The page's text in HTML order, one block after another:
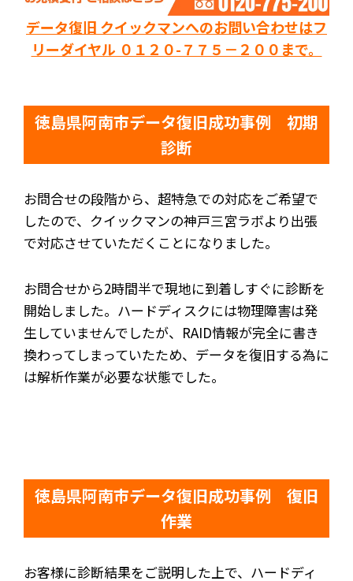
データ復旧 クイックマンへのお問い合わせはフ
リーダイヤル ０１２０-７７５－２００まで。
徳島県阿南市データ復旧成功事例 初期
診断
お問合せの段階から、超特急での対応をご希望で
したので、クイックマンの神戸三宮ラボより出張
で対応させていただくことになりました。
お問合せから2時間半で現地に到着しすぐに診断を
開始しました。ハードディスクには物理障害は発
生していませんでしたが、RAID情報が完全に書き
換わってしまっていたため、データを復旧する為に
は解析作業が必要な状態でした。
徳島県阿南市データ復旧成功事例 復旧
作業
お客様に診断結果をご説明した上で、ハードディ